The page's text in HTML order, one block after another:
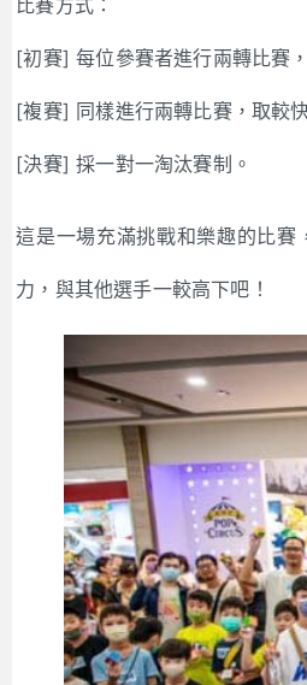
比賽方式：
[初賽] 每位參賽者進行兩轉比賽
[複賽] 同樣進行兩轉比賽，取較
[決賽] 採一對一淘汰賽制。
這是一場充滿挑戰和樂趣的比
力，與其他選手一較高下吧！